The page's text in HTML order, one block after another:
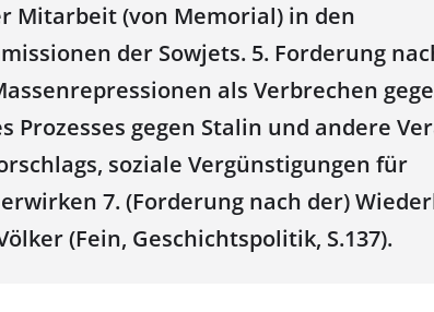
Mitarbeit (von Memorial) in den
der Sowjets. 5. Forderung
als Verbrechen
Prozesses gegen Stalin und andere
soziale Vergünstigungen für
7. (Forderung nach der)
(Fein, Geschichtspolitik, S.137).